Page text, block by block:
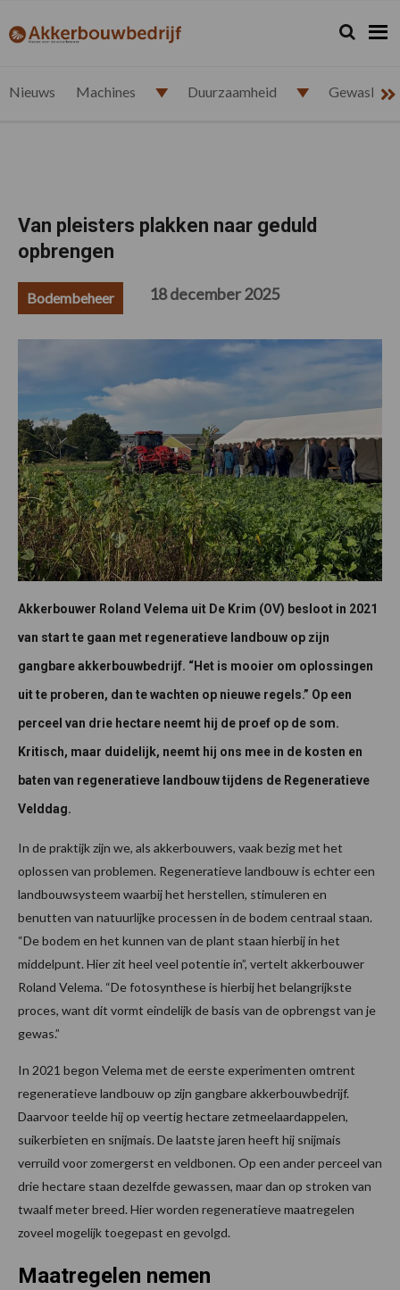
de
de
de
de
akkerbouwbedrijf.nl Zoeken...
Zoek
Nieuws Machines Duurzaamheid
Van pleisters plakken naar geduld
opbrengen
Bodembeheer 18 december 2025
Akkerbouwer Roland Velema uit De Krim (OV) besloot in 2021
van start te gaan met regeneratieve landbouw op zijn
gangbare akkerbouwbedrijf. “Het is mooier om oplossingen
uit te proberen, dan te wachten op nieuwe regels.” Op een
perceel van drie hectare neemt hij de proef op de som.
Kritisch, maar duidelijk, neemt hij ons mee in de kosten en
baten van regeneratieve landbouw tijdens de Regeneratieve
Velddag.
In de praktijk zijn we, als akkerbouwers, vaak bezig met het
oplossen van problemen. Regeneratieve landbouw is echter een
landbouwsysteem waarbij het herstellen, stimuleren en
benutten van natuurlijke processen in de bodem centraal staan.
“De bodem en het kunnen van de plant staan hierbij in het
middelpunt. Hier zit heel veel potentie in”, vertelt akkerbouwer
Roland Velema. “De fotosynthese is hierbij het belangrijkste
proces, want dit vormt eindelijk de basis van de opbrengst van je
gewas.”
In 2021 begon Velema met de eerste experimenten omtrent
regeneratieve landbouw op zijn gangbare akkerbouwbedrijf.
Daarvoor teelde hij op veertig hectare zetmeelaardappelen,
suikerbieten en snijmais. De laatste jaren heeft hij snijmais
verruild voor zomergerst en veldbonen. Op een ander perceel van
drie hectare staan dezelfde gewassen, maar dan op stroken van
twaalf meter breed. Hier worden regeneratieve maatregelen
zoveel mogelijk toegepast en gevolgd.
Maatregelen nemen